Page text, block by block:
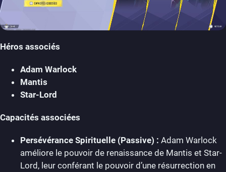
Héros associés
Adam Warlock
Mantis
Star-Lord
Capacités associées
Persévérance Spirituelle (Passive) : Adam Warlock
améliore le pouvoir de renaissance de Mantis et Star-
Lord, leur conférant le pouvoir d’une résurrection en